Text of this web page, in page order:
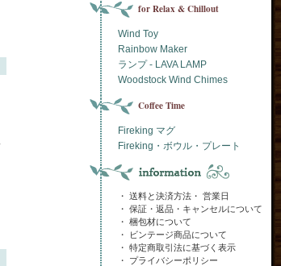
for Relax & Chillout
Wind Toy
Rainbow Maker
ランプ - LAVA LAMP
Woodstock Wind Chimes
Coffee Time
Fireking マグ
Fireking・ボウル・プレート
・ 送料と決済方法・ 営業日
・ 保証・返品・キャンセルについて
・ 梱包材について
・ ビンテージ商品について
・ 特定商取引法に基づく表示
・ プライバシーポリシー